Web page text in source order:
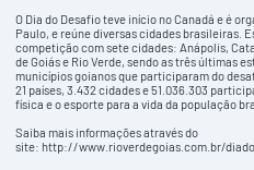
O Dia do Desafio teve início no Canadá e é
Paulo, e reúne diversas cidades brasileiras.
competição com sete cidades: Anápolis,
de Goiás e Rio Verde, sendo as três últimas
municípios goianos que participaram do
21 países, 3.432 cidades e 51.036.303
física e o esporte para a vida da população
Saiba mais informações através do
site: http://www.rioverdegoias.com.br/